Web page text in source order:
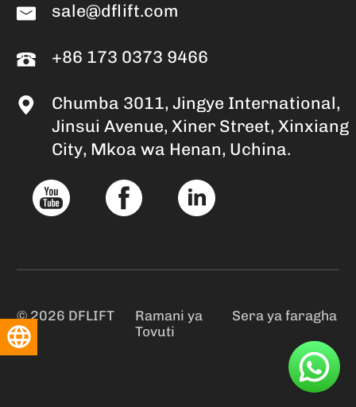
sale@dflift.com
+86 173 0373 9466
Chumba 3011, Jingye International,
Jinsui Avenue, Xiner Street, Xinxiang
City, Mkoa wa Henan, Uchina.
© 2026 DFLIFT
Ramani ya
Tovuti
Sera ya faragha